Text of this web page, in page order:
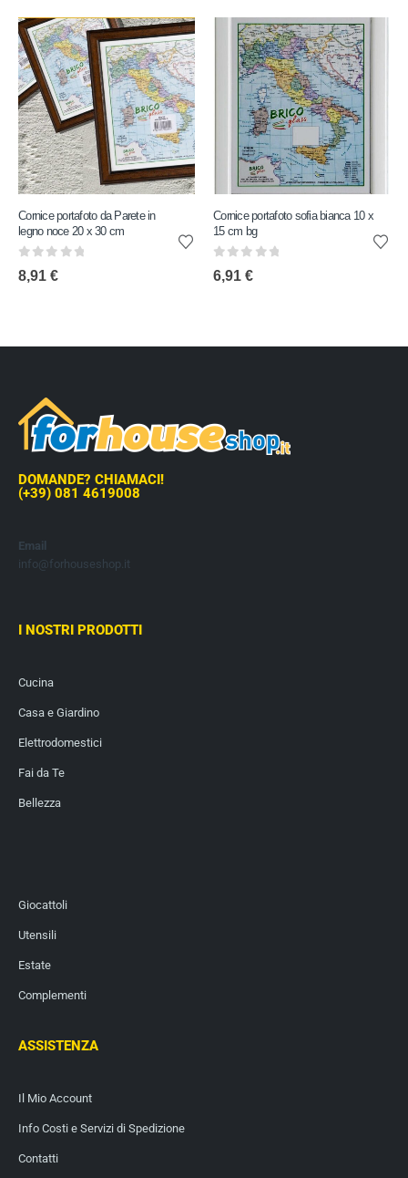
Cornice portafoto da Parete in
legno noce 20 x 30 cm
0 out of 5
8,91 €
Cornice portafoto sofia bianca 10 x
15 cm bg
0 out of 5
6,91 €
DOMANDE? CHIAMACI!
(+39) 081 4619008
Email
info@forhouseshop.it
I NOSTRI PRODOTTI
Cucina
Casa e Giardino
Elettrodomestici
Fai da Te
Bellezza
Giocattoli
Utensili
Estate
Complementi
ASSISTENZA
Il Mio Account
Info Costi e Servizi di Spedizione
Contatti